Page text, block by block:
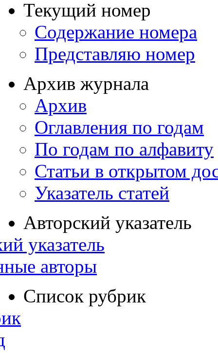
Текущий номер
Содержание номера
Представляю номер
Архив журнала
Архив
Оглавления по годам
По годам по алфавиту
Статьи в открытом
Указатель статей
Авторский указатель
указатель
авторы
Список рубрик